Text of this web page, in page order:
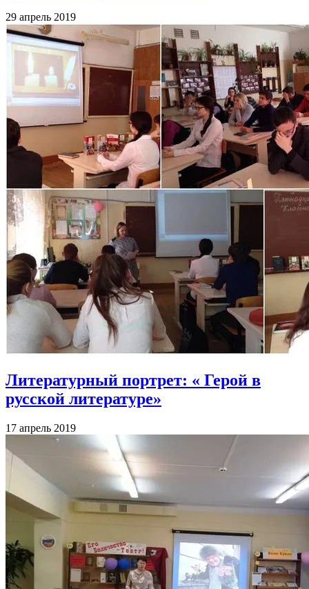
29 апрель 2019
Литературный портрет: « Герой в
русской литературе»
17 апрель 2019